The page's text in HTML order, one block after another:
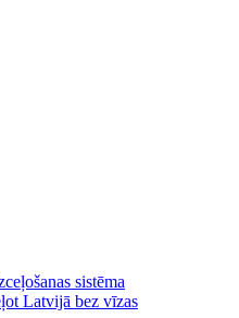
sistēma
Latvijā bez vīzas